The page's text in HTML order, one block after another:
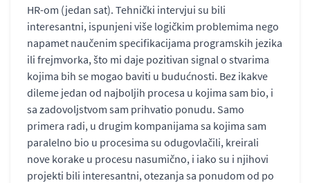
HR-om (jedan sat). Tehnički intervjui su bili
interesantni, ispunjeni više logičkim problemima nego
napamet naučenim specifikacijama programskih jezika
ili frejmvorka, što mi daje pozitivan signal o stvarima
kojima bih se mogao baviti u budućnosti. Bez ikakve
dileme jedan od najboljih procesa u kojima sam bio, i
sa zadovoljstvom sam prihvatio ponudu. Samo
primera radi, u drugim kompanijama sa kojima sam
paralelno bio u procesima su odugovlačili, kreirali
nove korake u procesu nasumično, i iako su i njihovi
projekti bili interesantni, otezanja sa ponudom od po